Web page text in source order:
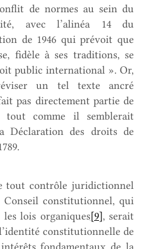
de normes au sein du
avec l’alinéa 14 du
de 1946 qui prévoit que
fidèle à ses traditions, se
public international ». Or,
un tel texte ancré
pas directement partie de
tout comme il semblerait
Déclaration des droits de
tout contrôle juridictionnel
Conseil constitutionnel, qui
lois organiques[9], serait
constitutionnelle de
fondamentaux de la